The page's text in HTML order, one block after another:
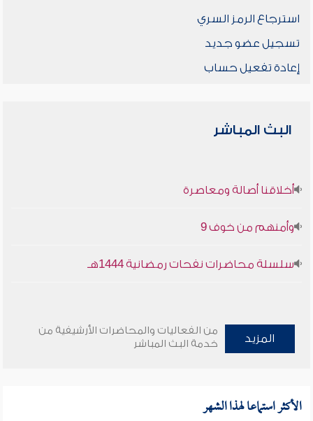
استرجاع الرمز السري
تسجيل عضو جديد
إعادة تفعيل حساب
البث المباشر
أخلاقنا أصالة ومعاصرة
وأمنهم من خوف 9
سلسلة محاضرات نفحات رمضانية 1444هـ
المزيد
من الفعاليات والمحاضرات الأرشيفية من
خدمة البث المباشر
الأكثر استماعا لهذا الشهر